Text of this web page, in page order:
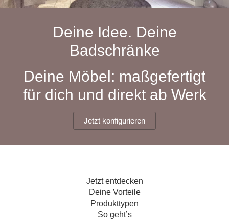
Schuhschrank
Hängeschrank
Hängeboard
TV-Möbel
Sideboard
Massivholz
Badregal
SpiegelschrankPolstermöbel
Sofa
Sessel
Hocker
Selection
Outdoorküche
der
Deine Idee. Deine
Badschränke
Deine Möbel: maßgefertigt
für dich und direkt ab Werk
Jetzt konfigurieren
Jetzt entdecken
Deine Vorteile
Produkttypen
So geht’s
Kommoden
Massivholz-Schränke & -Regale